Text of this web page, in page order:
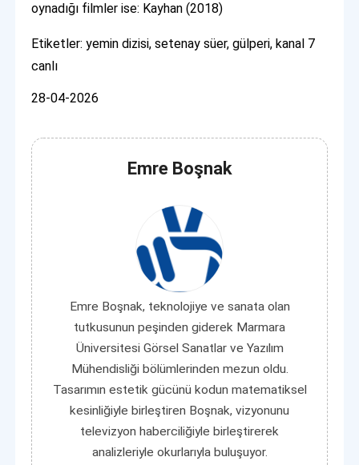
oynadığı filmler ise: Kayhan (2018)
Etiketler: yemin dizisi, setenay süer, gülperi, kanal 7
canlı
28-04-2026
Emre Boşnak
Emre Boşnak, teknolojiye ve sanata olan
tutkusunun peşinden giderek Marmara
Üniversitesi Görsel Sanatlar ve Yazılım
Mühendisliği bölümlerinden mezun oldu.
Tasarımın estetik gücünü kodun matematiksel
kesinliğiyle birleştiren Boşnak, vizyonunu
televizyon haberciliğiyle birleştirerek
analizleriyle okurlarıyla buluşuyor.